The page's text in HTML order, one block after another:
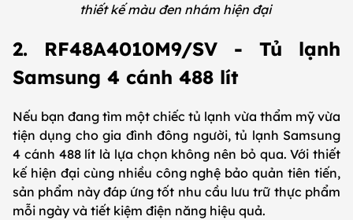
thiết kế màu đen nhám hiện đại
2. RF48A4010M9/SV - Tủ lạnh
Samsung 4 cánh 488 lít
Nếu bạn đang tìm một chiếc tủ lạnh vừa thẩm mỹ vừa
tiện dụng cho gia đình đông người, tủ lạnh Samsung
4 cánh 488 lít là lựa chọn không nên bỏ qua. Với thiết
kế hiện đại cùng nhiều công nghệ bảo quản tiên tiến,
sản phẩm này đáp ứng tốt nhu cầu lưu trữ thực phẩm
mỗi ngày và tiết kiệm điện năng hiệu quả.